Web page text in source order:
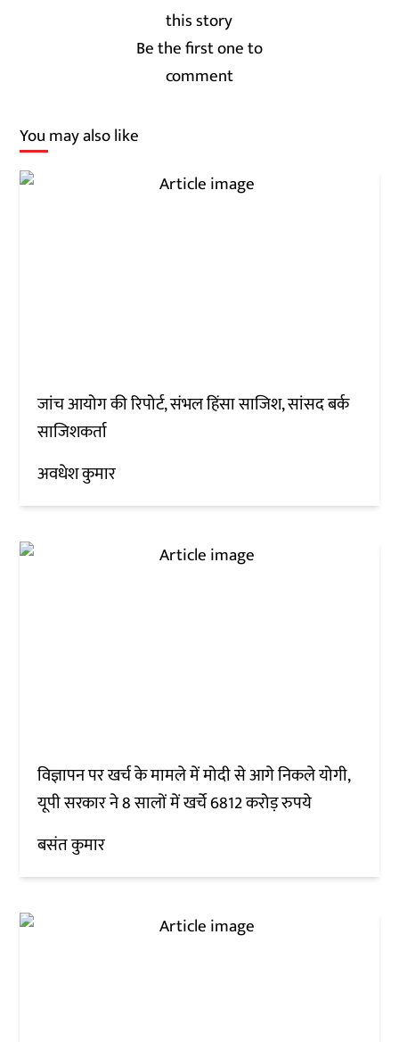
Be the first one to
comment
You may also like
जांच आयोग की रिपोर्ट, संभल हिंसा साजिश, सांसद बर्क
साजिशकर्ता
अवधेश कुमार
विज्ञापन पर खर्च के मामले में मोदी से आगे निकले योगी,
यूपी सरकार ने 8 सालों में खर्चे 6812 करोड़ रुपये
बसंत कुमार